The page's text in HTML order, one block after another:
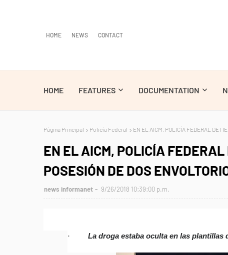
HOME NEWS CONTACT
HOME FEATURES DOCUMENTATION
Página Principal Policía Federal EN EL AICM, POLICÍA FEDERAL
EN EL AICM, POLICÍA
POSESIÓN DE DOS
news informanet 9/26/2018 10:39:00 p.m.
· La droga estaba oculta en las plantillas